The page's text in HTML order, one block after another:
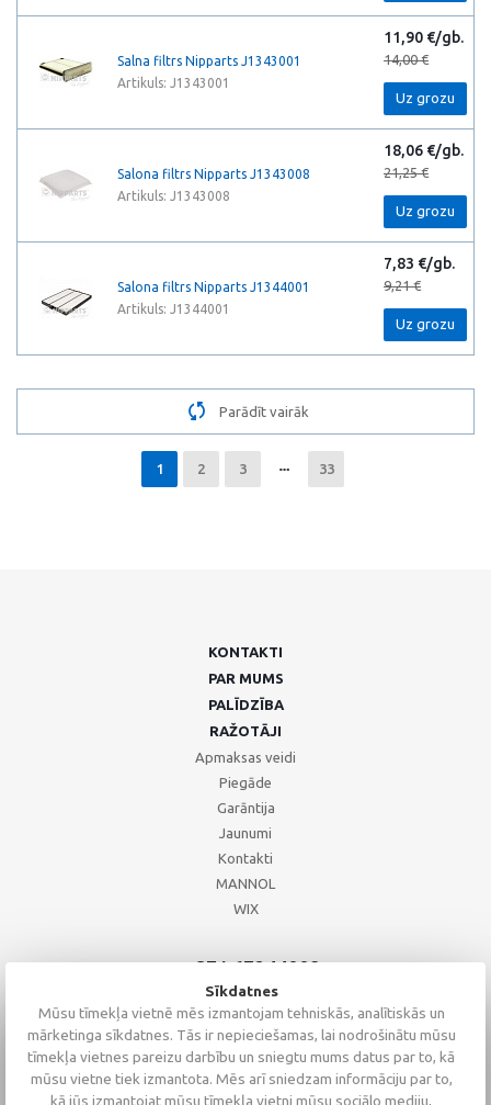
Salna filtrs Nipparts J1343001
Artikuls: J1343001
11,90 €/gb.
14,00 €
Uz grozu
Salona filtrs Nipparts J1343008
Artikuls: J1343008
18,06 €/gb.
21,25 €
Uz grozu
Salona filtrs Nipparts J1344001
Artikuls: J1344001
7,83 €/gb.
9,21 €
Uz grozu
Parādīt vairāk
1 2 3 33
KONTAKTI
PAR MUMS
PALĪDZĪBA
RAŽOTĀJI
Apmaksas veidi
Piegāde
Garāntija
Jaunumi
Kontakti
MANNOL
WIX
+371 67244008
+371 67271055
+371 26002793
Sīkdatnes
Mūsu tīmekļa vietnē mēs izmantojam tehniskās, analītiskās un
mārketinga sīkdatnes. Tās ir nepieciešamas, lai nodrošinātu mūsu
tīmekļa vietnes pareizu darbību un sniegtu mums datus par to, kā
mūsu vietne tiek izmantota. Mēs arī sniedzam informāciju par to,
kā jūs izmantojat mūsu tīmekļa vietni mūsu sociālo mediju,